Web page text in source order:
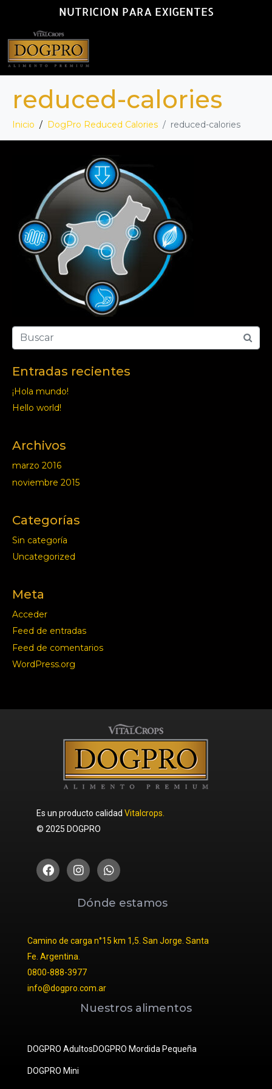
NUTRICION PARA EXIGENTES
reduced-calories
Inicio DogPro Reduced Calories reduced-calories
Entradas recientes
¡Hola mundo!
Hello world!
Archivos
marzo 2016
noviembre 2015
Categorías
Sin categoría
Uncategorized
Meta
Acceder
Feed de entradas
Feed de comentarios
WordPress.org
Es un producto calidad Vitalcrops.
© 2025 DOGPRO
Dónde estamos
Camino de carga n°15 km 1,5. San Jorge. Santa
Fe. Argentina.
0800-888-3977
info@dogpro.com.ar
Nuestros alimentos
DOGPRO AdultosDOGPRO Mordida Pequeña
DOGPRO Mini